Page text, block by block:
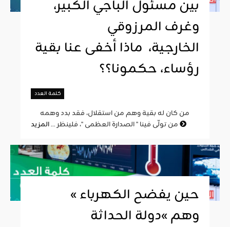
بين مسئول الباجي الكبير،
وغرف المرزوقي
الخارجية، ماذا أخفى عنا بقية
رؤساء، حكمونا؟؟
كلمة العدد
من تولّى فينا " الصدارة العظمى "، فلينظر ...
« حين يفضح الكهرباء
وهم »دولة الحداثة